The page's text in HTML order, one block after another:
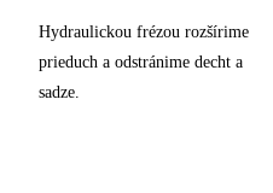
Hydraulickou frézou rozšírime
prieduch a odstránime decht a
sadze.